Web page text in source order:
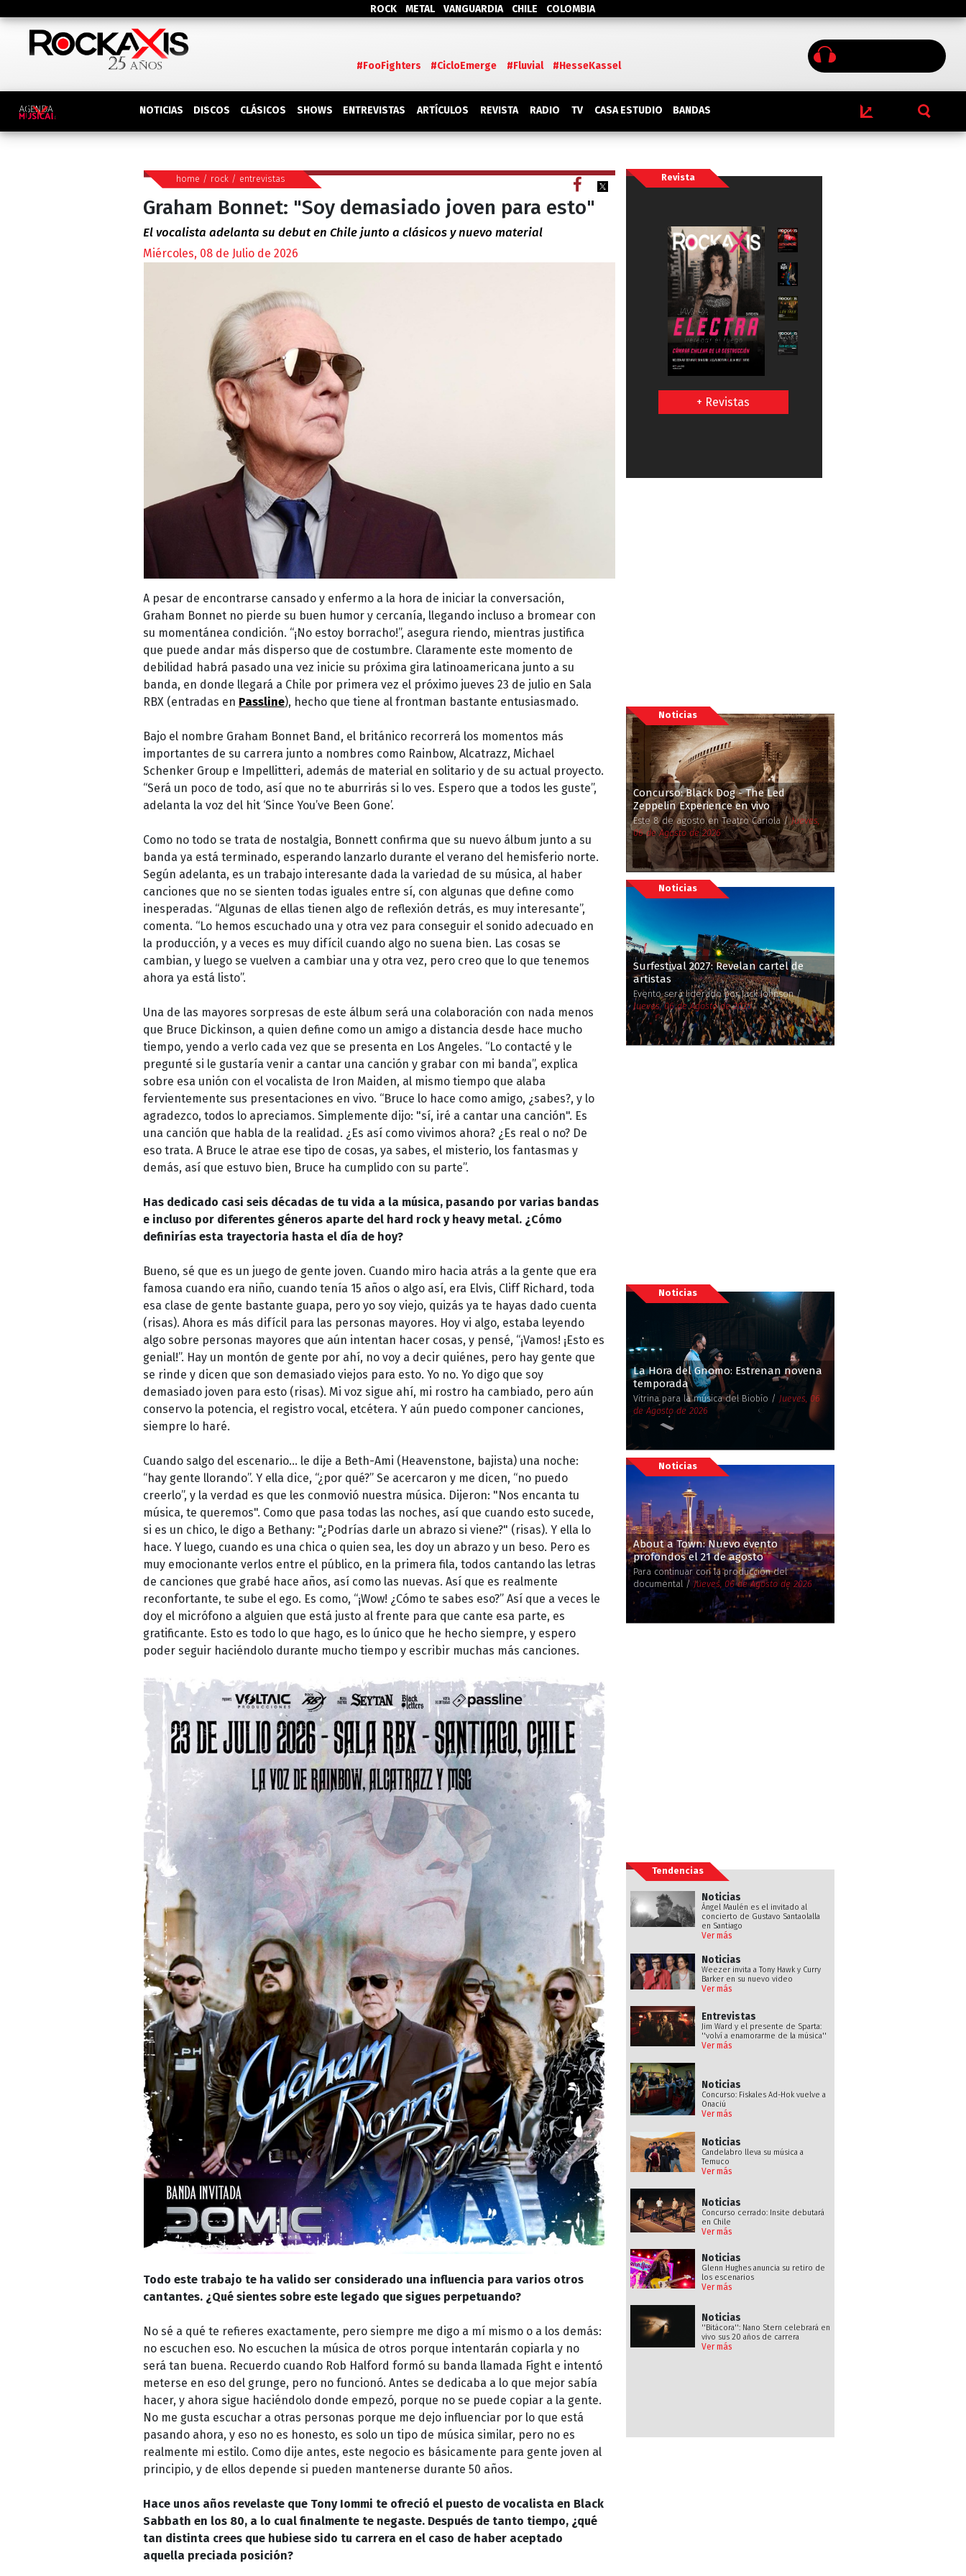
ROCK METAL VANGUARDIA CHILE COLOMBIA
#FooFighters #CicloEmerge #Fluvial #HesseKassel
NOTICIAS DISCOS CLÁSICOS SHOWS ENTREVISTAS ARTÍCULOS REVISTA RADIO TV CASA ESTUDIO BANDAS
home / rock / entrevistas
Graham Bonnet: "Soy demasiado joven para esto"
El vocalista adelanta su debut en Chile junto a clásicos y nuevo material
Miércoles, 08 de Julio de 2026
A pesar de encontrarse cansado y enfermo a la hora de iniciar la conversación,
Graham Bonnet no pierde su buen humor y cercanía, llegando incluso a bromear con
su momentánea condición. “¡No estoy borracho!”, asegura riendo, mientras justifica
que puede andar más disperso que de costumbre. Claramente este momento de
debilidad habrá pasado una vez inicie su próxima gira latinoamericana junto a su
banda, en donde llegará a Chile por primera vez el próximo jueves 23 de julio en Sala
RBX (entradas en Passline), hecho que tiene al frontman bastante entusiasmado.
Bajo el nombre Graham Bonnet Band, el británico recorrerá los momentos más
importantes de su carrera junto a nombres como Rainbow, Alcatrazz, Michael
Schenker Group e Impellitteri, además de material en solitario y de su actual proyecto.
“Será un poco de todo, así que no te aburrirás si lo ves. Espero que a todos les guste”,
adelanta la voz del hit ‘Since You’ve Been Gone’.
Como no todo se trata de nostalgia, Bonnett confirma que su nuevo álbum junto a su
banda ya está terminado, esperando lanzarlo durante el verano del hemisferio norte.
Según adelanta, es un trabajo interesante dada la variedad de su música, al haber
canciones que no se sienten todas iguales entre sí, con algunas que define como
inesperadas. “Algunas de ellas tienen algo de reflexión detrás, es muy interesante”,
comenta. “Lo hemos escuchado una y otra vez para conseguir el sonido adecuado en
la producción, y a veces es muy difícil cuando algo no suena bien. Las cosas se
cambian, y luego se vuelven a cambiar una y otra vez, pero creo que lo que tenemos
ahora ya está listo”.
Una de las mayores sorpresas de este álbum será una colaboración con nada menos
que Bruce Dickinson, a quien define como un amigo a distancia desde hace mucho
tiempo, yendo a verlo cada vez que se presenta en Los Angeles. “Lo contacté y le
pregunté si le gustaría venir a cantar una canción y grabar con mi banda”, explica
sobre esa unión con el vocalista de Iron Maiden, al mismo tiempo que alaba
fervientemente sus presentaciones en vivo. “Bruce lo hace como amigo, ¿sabes?, y lo
agradezco, todos lo apreciamos. Simplemente dijo: "sí, iré a cantar una canción". Es
una canción que habla de la realidad. ¿Es así como vivimos ahora? ¿Es real o no? De
eso trata. A Bruce le atrae ese tipo de cosas, ya sabes, el misterio, los fantasmas y
demás, así que estuvo bien, Bruce ha cumplido con su parte”.
Has dedicado casi seis décadas de tu vida a la música, pasando por varias bandas
e incluso por diferentes géneros aparte del hard rock y heavy metal. ¿Cómo
definirías esta trayectoria hasta el día de hoy?
Bueno, sé que es un juego de gente joven. Cuando miro hacia atrás a la gente que era
famosa cuando era niño, cuando tenía 15 años o algo así, era Elvis, Cliff Richard, toda
esa clase de gente bastante guapa, pero yo soy viejo, quizás ya te hayas dado cuenta
(risas). Ahora es más difícil para las personas mayores. Hoy vi algo, estaba leyendo
algo sobre personas mayores que aún intentan hacer cosas, y pensé, “¡Vamos! ¡Esto es
genial!”. Hay un montón de gente por ahí, no voy a decir quiénes, pero hay gente que
se rinde y dicen que son demasiado viejos para esto. Yo no. Yo digo que soy
demasiado joven para esto (risas). Mi voz sigue ahí, mi rostro ha cambiado, pero aún
conservo la potencia, el registro vocal, etcétera. Y aún puedo componer canciones,
siempre lo haré.
Cuando salgo del escenario… le dije a Beth-Ami (Heavenstone, bajista) una noche:
“hay gente llorando”. Y ella dice, “¿por qué?” Se acercaron y me dicen, “no puedo
creerlo”, y la verdad es que les conmovió nuestra música. Dijeron: "Nos encanta tu
música, te queremos". Como que pasa todas las noches, así que cuando esto sucede,
si es un chico, le digo a Bethany: "¿Podrías darle un abrazo si viene?" (risas). Y ella lo
hace. Y luego, cuando es una chica o quien sea, les doy un abrazo y un beso. Pero es
muy emocionante verlos entre el público, en la primera fila, todos cantando las letras
de canciones que grabé hace años, así como las nuevas. Así que es realmente
reconfortante, te sube el ego. Es como, “¡Wow! ¿Cómo te sabes eso?” Así que a veces le
doy el micrófono a alguien que está justo al frente para que cante esa parte, es
gratificante. Esto es todo lo que hago, es lo único que he hecho siempre, y espero
poder seguir haciéndolo durante mucho tiempo y escribir muchas más canciones.
Todo este trabajo te ha valido ser considerado una influencia para varios otros
cantantes. ¿Qué sientes sobre este legado que sigues perpetuando?
No sé a qué te refieres exactamente, pero siempre me digo a mí mismo o a los demás:
no escuchen eso. No escuchen la música de otros porque intentarán copiarla y no
será tan buena. Recuerdo cuando Rob Halford formó su banda llamada Fight e intentó
meterse en eso del grunge, pero no funcionó. Antes se dedicaba a lo que mejor sabía
hacer, y ahora sigue haciéndolo donde empezó, porque no se puede copiar a la gente.
No me gusta escuchar a otras personas porque me dejo influenciar por lo que está
pasando ahora, y eso no es honesto, es solo un tipo de música similar, pero no es
realmente mi estilo. Como dije antes, este negocio es básicamente para gente joven al
principio, y de ellos depende si pueden mantenerse durante 50 años.
Hace unos años revelaste que Tony Iommi te ofreció el puesto de vocalista en Black
Sabbath en los 80, a lo cual finalmente te negaste. Después de tanto tiempo, ¿qué
tan distinta crees que hubiese sido tu carrera en el caso de haber aceptado
aquella preciada posición?
Revista
+ Revistas
Noticias
Concurso: Black Dog - The Led
Zeppelin Experience en vivo
Este 8 de agosto en Teatro Cariola /Jueves,
06 de Agosto de 2026
Noticias
Surfestival 2027: Revelan cartel de
artistas
Evento será liderado por Jack Johnson /
Jueves, 06 de Agosto de 2026
Noticias
La Hora del Gnomo: Estrenan novena
temporada
Vitrina para la música del Biobío / Jueves, 06
de Agosto de 2026
Noticias
About a Town: Nuevo evento
profondos el 21 de agosto
Para continuar con la producción del
documental /Jueves, 06 de Agosto de 2026
Tendencias
Noticias
Ángel Maulén es el invitado al
concierto de Gustavo Santaolalla
en Santiago
Ver más
Noticias
Weezer invita a Tony Hawk y Curry
Barker en su nuevo video
Ver más
Entrevistas
Jim Ward y el presente de Sparta:
''volví a enamorarme de la música''
Ver más
Noticias
Concurso: Fiskales Ad-Hok vuelve a
Onaciú
Ver más
Noticias
Candelabro lleva su música a
Temuco
Ver más
Noticias
Concurso cerrado: Insite debutará
en Chile
Ver más
Noticias
Glenn Hughes anuncia su retiro de
los escenarios
Ver más
Noticias
''Bitácora'': Nano Stern celebrará en
vivo sus 20 años de carrera
Ver más